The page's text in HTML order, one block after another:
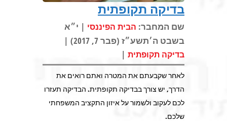
בדיקה תקופתית
שם המחבר: הבית הפיננסי | י״א
בשבט ה׳תשע״ז (פבר 7, 2017) |
בדיקה תקופתית |
לאחר שקבעתם את המטרה ואתם רואים את
הדרך, יש צורך בבדיקה תקופתית. הבדיקה תעזרו
לכם לעקוב ולשמור על איזון התקציב המשפחתי
שלכם.